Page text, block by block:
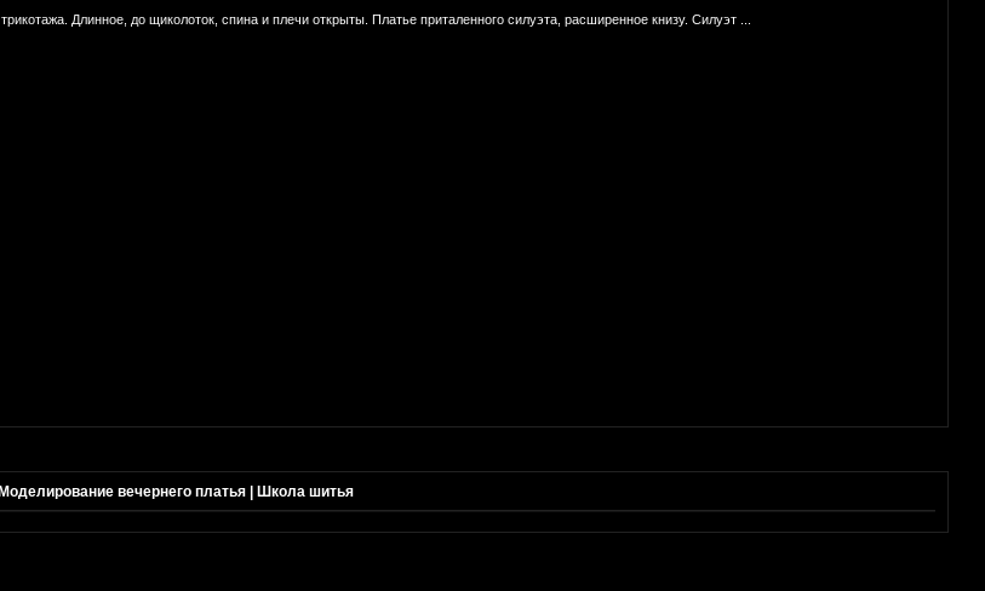
Длинное, до щиколоток, спина и плечи открыты. Платье приталенного силуэта, расширенное книзу. Силуэт ...
Моделирование вечернего платья | Школа шитья